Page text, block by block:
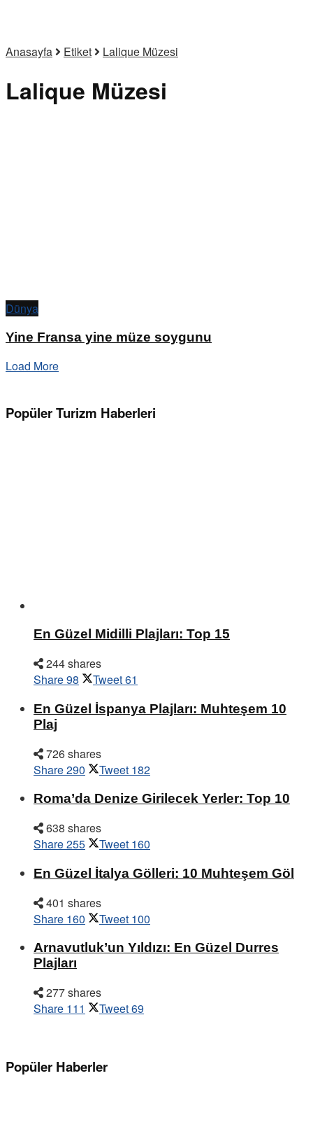
Anasayfa Etiket Lalique Müzesi
Lalique Müzesi
Dünya
Yine Fransa yine müze soygunu
Load More
Popüler Turizm Haberleri
En Güzel Midilli Plajları: Top 15
244 shares
Share98 Tweet61
En Güzel İspanya Plajları: Muhteşem 10
Plaj
726 shares
Share290 Tweet 182
Roma’da Denize Girilecek Yerler: Top 10
638 shares
Share255 Tweet 160
En Güzel İtalya Gölleri: 10 Muhteşem Göl
401 shares
Share 160 Tweet 100
Arnavutluk’un Yıldızı: En Güzel Durres
Plajları
277 shares
Share 111 Tweet69
Popüler Haberler